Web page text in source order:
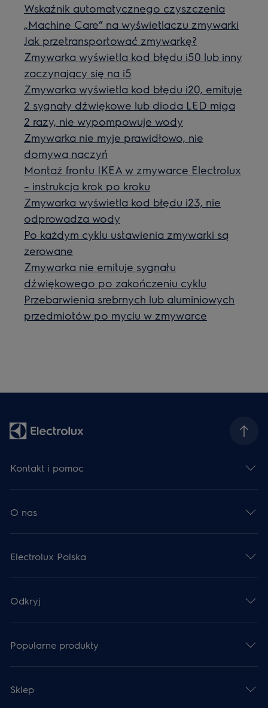
Wskaźnik automatycznego czyszczenia
„Machine Care” na wyświetlaczu zmywarki
Jak przetransportować zmywarkę?
Zmywarka wyświetla kod błędu i50 lub inny
zaczynający się na i5
Zmywarka wyświetla kod błędu i20, emituje
2 sygnały dźwiękowe lub dioda LED miga
2 razy, nie wypompowuje wody
Zmywarka nie myje prawidłowo, nie
domywa naczyń
Montaż frontu IKEA w zmywarce Electrolux
– instrukcja krok po kroku
Zmywarka wyświetla kod błędu i23, nie
odprowadza wody
Po każdym cyklu ustawienia zmywarki są
zerowane
Zmywarka nie emituje sygnału
dźwiękowego po zakończeniu cyklu
Przebarwienia srebrnych lub aluminiowych
przedmiotów po myciu w zmywarce
Kontakt i pomoc
O nas
Electrolux Polska
Odkryj
Popularne produkty
Sklep